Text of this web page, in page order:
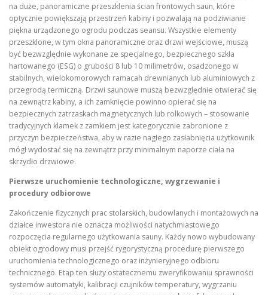
na duże, panoramiczne przeszklenia ścian frontowych saun, które
optycznie powiększają przestrzeń kabiny i pozwalają na podziwianie
piękna urządzonego ogrodu podczas seansu. Wszystkie elementy
przeszklone, w tym okna panoramiczne oraz drzwi wejściowe, muszą
być bezwzględnie wykonane ze specjalnego, bezpiecznego szkła
hartowanego (ESG) o grubości 8 lub 10 milimetrów, osadzonego w
stabilnych, wielokomorowych ramacah drewnianych lub aluminiowych z
przegrodą termiczną. Drzwi saunowe muszą bezwzględnie otwierać się
na zewnątrz kabiny, a ich zamknięcie powinno opierać się na
bezpiecznych zatrzaskach magnetycznych lub rolkowych – stosowanie
tradycyjnych klamek z zamkiem jest kategorycznie zabronione z
przyczyn bezpieczeństwa, aby w razie nagłego zasłabnięcia użytkownik
mógł wydostać się na zewnątrz przy minimalnym naporze ciała na
skrzydło drzwiowe.
Pierwsze uruchomienie technologiczne, wygrzewanie i
procedury odbiorowe
Zakończenie fizycznych prac stolarskich, budowlanych i montażowych na
działce inwestora nie oznacza możliwości natychmiastowego
rozpoczęcia regularnego użytkowania sauny. Każdy nowo wybudowany
obiekt ogrodowy musi przejść rygorystyczną procedurę pierwszego
uruchomienia technologicznego oraz inżynieryjnego odbioru
technicznego. Etap ten służy ostatecznemu zweryfikowaniu sprawności
systemów automatyki, kalibracji czujników temperatury, wygrzaniu